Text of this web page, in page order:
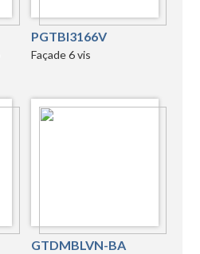
PGTBI3166V
Façade 6 vis
GTDMBLVN-BA